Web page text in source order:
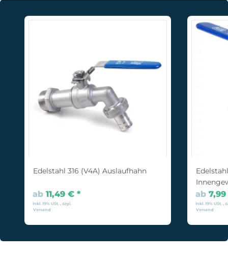
Edelstahl 316 (V4A) Auslaufhahn
ab 11,49 € *
inkl. 19% USt. , zzgl.
Versand
ab
inkl. 19% USt. ,
Versand